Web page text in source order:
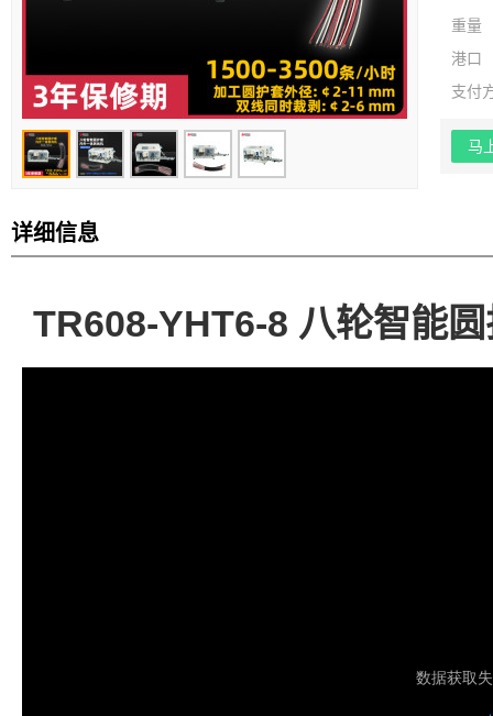
重量
港口
支付
马
详细信息
TR608-YHT6-8 八轮智能